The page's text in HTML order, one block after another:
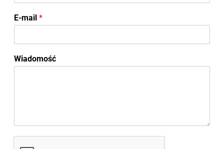
E-mail *
Wiadomość